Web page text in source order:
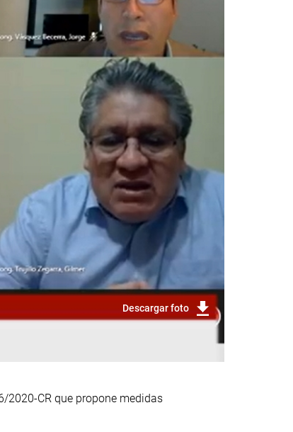
Descargar foto
2020-CR que propone medidas